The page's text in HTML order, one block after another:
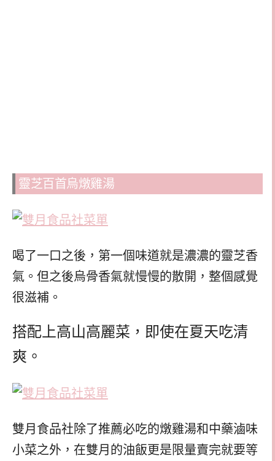
靈芝百首烏燉雞湯
喝了一口之後，第一個味道就是濃濃的靈芝香
氣。但之後烏骨香氣就慢慢的散開，整個感覺
很滋補。
搭配上高山高麗菜，即使在夏天吃清
爽。
雙月食品社除了推薦必吃的燉雞湯和中藥滷味
小菜之外，在雙月的油飯更是限量賣完就要等